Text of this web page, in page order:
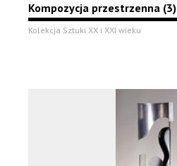
Kompozycja przestrzenna (3)
Kolekcja Sztuki XX i XXI wieku